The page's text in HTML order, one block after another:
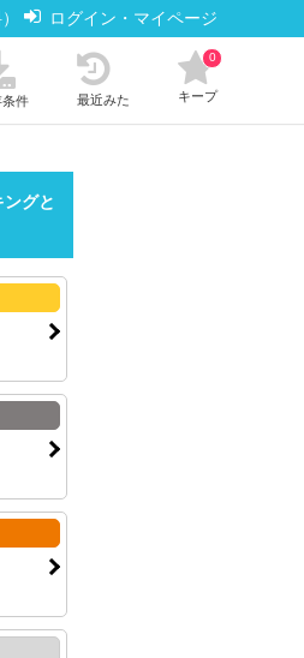
ログイン・マイページ
条件 最近みた キープ
0
グと